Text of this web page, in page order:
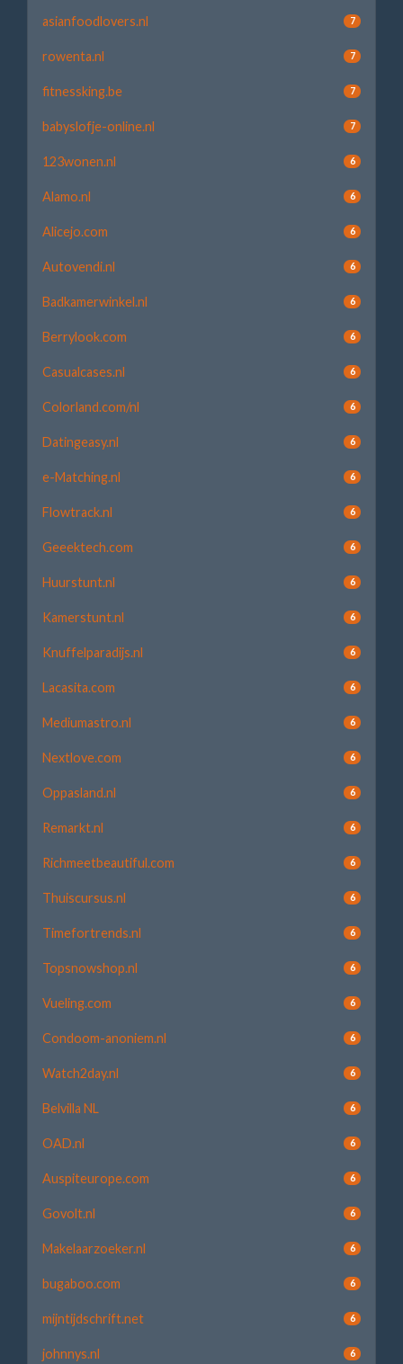
asianfoodlovers.nl 7
rowenta.nl 7
fitnessking.be 7
babyslofje-online.nl 7
123wonen.nl 6
Alamo.nl 6
Alicejo.com 6
Autovendi.nl 6
Badkamerwinkel.nl 6
Berrylook.com 6
Casualcases.nl 6
Colorland.com/nl 6
Datingeasy.nl 6
e-Matching.nl 6
Flowtrack.nl 6
Geeektech.com 6
Huurstunt.nl 6
Kamerstunt.nl 6
Knuffelparadijs.nl 6
Lacasita.com 6
Mediumastro.nl 6
Nextlove.com 6
Oppasland.nl 6
Remarkt.nl 6
Richmeetbeautiful.com 6
Thuiscursus.nl 6
Timefortrends.nl 6
Topsnowshop.nl 6
Vueling.com 6
Condoom-anoniem.nl 6
Watch2day.nl 6
Belvilla NL 6
OAD.nl 6
Auspiteurope.com 6
Govolt.nl 6
Makelaarzoeker.nl 6
bugaboo.com 6
mijntijdschrift.net 6
johnnys.nl 6